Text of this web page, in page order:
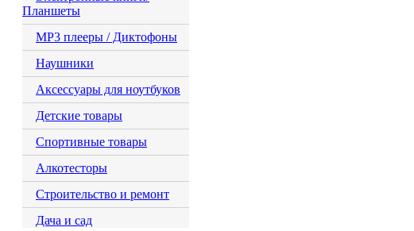
Планшеты
MP3 плееры / Диктофоны
Наушники
Аксессуары для ноутбуков
Детские товары
Спортивные товары
Алкотесторы
Строительство и ремонт
Дача и сад